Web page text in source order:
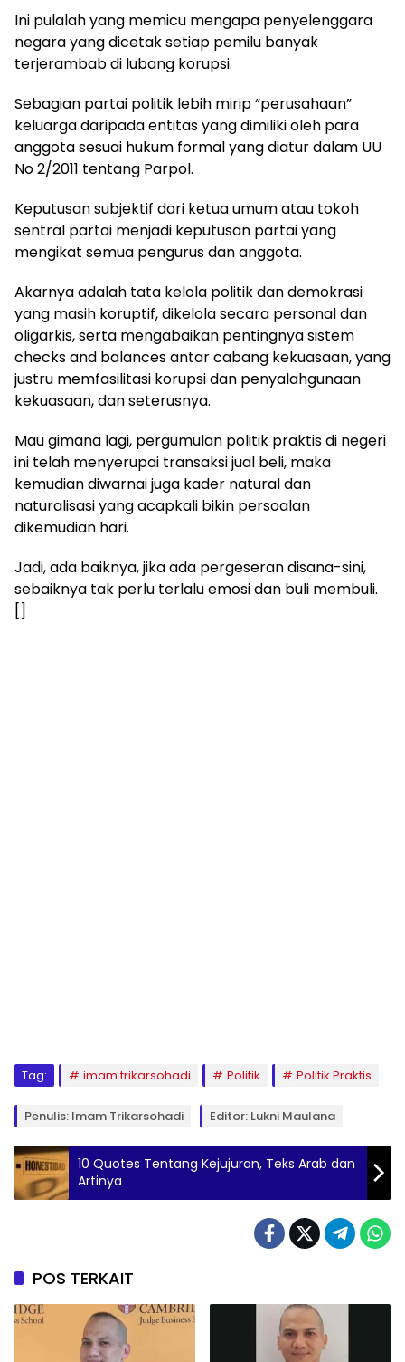
Ini pulalah yang memicu mengapa penyelenggara
negara yang dicetak setiap pemilu banyak
terjerambab di lubang korupsi.
Sebagian partai politik lebih mirip “perusahaan”
keluarga daripada entitas yang dimiliki oleh para
anggota sesuai hukum formal yang diatur dalam UU
No 2/2011 tentang Parpol.
Keputusan subjektif dari ketua umum atau tokoh
sentral partai menjadi keputusan partai yang
mengikat semua pengurus dan anggota.
Akarnya adalah tata kelola politik dan demokrasi
yang masih koruptif, dikelola secara personal dan
oligarkis, serta mengabaikan pentingnya sistem
checks and balances antar cabang kekuasaan, yang
justru memfasilitasi korupsi dan penyalahgunaan
kekuasaan, dan seterusnya.
Mau gimana lagi, pergumulan politik praktis di negeri
ini telah menyerupai transaksi jual beli, maka
kemudian diwarnai juga kader natural dan
naturalisasi yang acapkali bikin persoalan
dikemudian hari.
Jadi, ada baiknya, jika ada pergeseran disana-sini,
sebaiknya tak perlu terlalu emosi dan buli membuli.
[]
Tag: imam trikarsohadi Politik Politik Praktis
Penulis: Imam Trikarsohadi Editor: Lukni Maulana
10 Quotes Tentang Kejujuran, Teks Arab dan
Artinya
POS TERKAIT